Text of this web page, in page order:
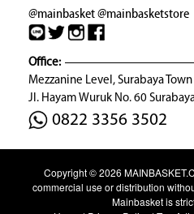
@mainbasket@mainbasketstore
Office:
Mezzanine Level, Surabaya Town
Jl. Hayam Wuruk No. 60
0822 3356 3502
Copyright © 2026
commercial use or distribution
Mainbasket is